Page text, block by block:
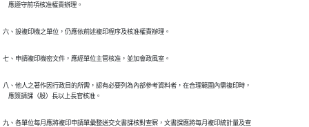
    應遵守前項核准權責辦理。
六、設複印機之單位，仍應依前述複印程序及核准權責辦理。
七、申請複印機密文件，應經單位主管核准，並加會政風室。
八、他人之著作因行政目的所需，認有必要列為內部參考資料者，在合理範圍內需複印時，
九、各單位每月應將複印申請單彙整送交文書課核對查察，文書課應將每月複印統計量及查